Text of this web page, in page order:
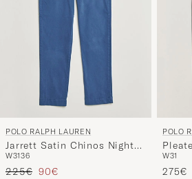
POLO RALPH LAUREN
Jarrett Satin Chinos Night
Navy
W3136
Regulärer Preis
225€ Reduzierter Preis
90€
POLO
Dark
W31
275€